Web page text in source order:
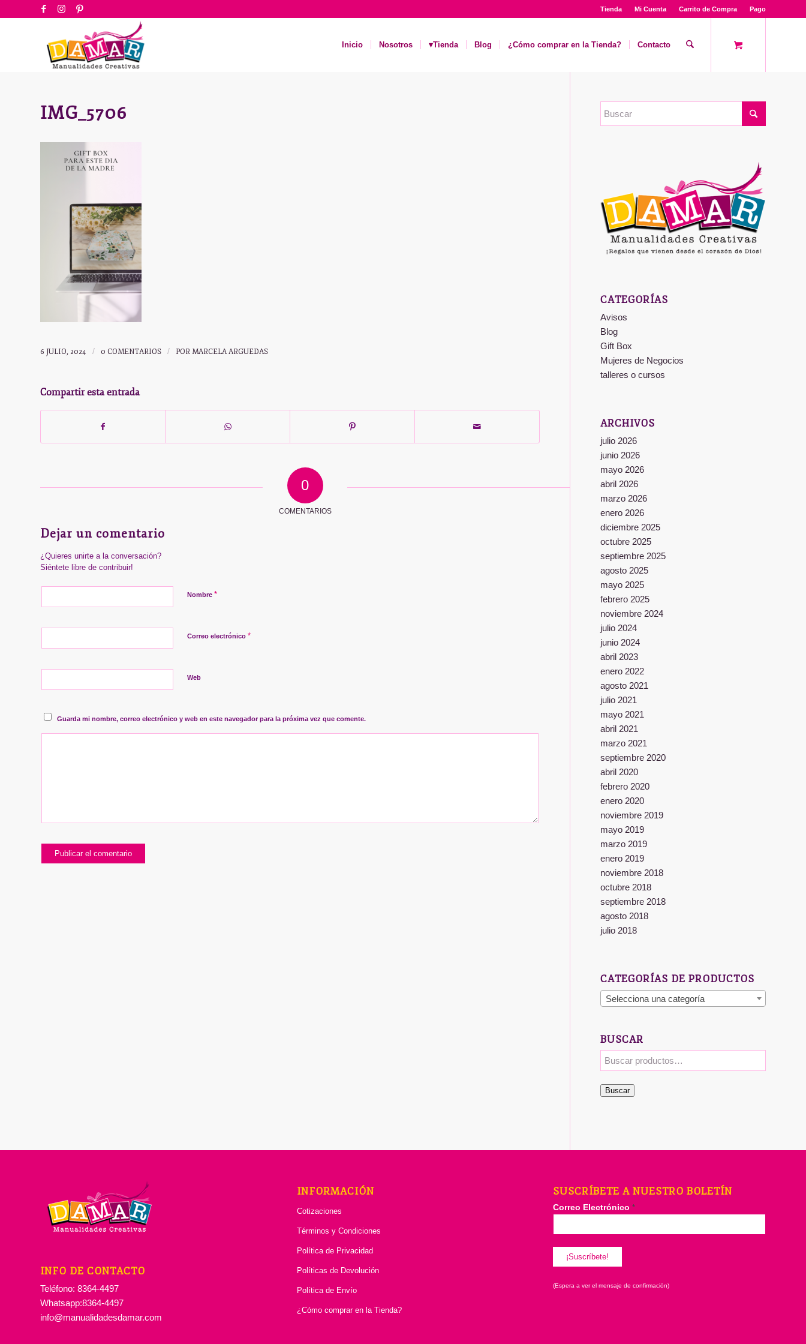
Tienda Mi Cuenta Carrito de Compra Pago
Inicio Nosotros ▾Tienda Blog ¿Cómo comprar en la Tienda? Contacto
IMG_5706
6 JULIO, 2024 / 0 COMENTARIOS / POR MARCELA ARGUEDAS
Compartir esta entrada
0
COMENTARIOS
Dejar un comentario
¿Quieres unirte a la conversación?
Siéntete libre de contribuir!
Nombre *
Correo electrónico *
Web
Guarda mi nombre, correo electrónico y web en este navegador para la próxima vez que comente.
CATEGORÍAS
Avisos
Blog
Gift Box
Mujeres de Negocios
talleres o cursos
ARCHIVOS
julio 2026
junio 2026
mayo 2026
abril 2026
marzo 2026
enero 2026
diciembre 2025
octubre 2025
septiembre 2025
agosto 2025
mayo 2025
febrero 2025
noviembre 2024
julio 2024
junio 2024
abril 2023
enero 2022
agosto 2021
julio 2021
mayo 2021
abril 2021
marzo 2021
septiembre 2020
abril 2020
febrero 2020
enero 2020
noviembre 2019
mayo 2019
marzo 2019
enero 2019
noviembre 2018
octubre 2018
septiembre 2018
agosto 2018
julio 2018
CATEGORÍAS DE PRODUCTOS
Selecciona una categoría
BUSCAR
Buscar
INFO DE CONTACTO
Teléfono: 8364-4497
Whatsapp:8364-4497
info@manualidadesdamar.com
INFORMACIÓN
Cotizaciones
Términos y Condiciones
Política de Privacidad
Políticas de Devolución
Política de Envío
¿Cómo comprar en la Tienda?
SUSCRÍBETE A NUESTRO BOLETÍN
Correo Electrónico*
(Espera a ver el mensaje de confirmación)